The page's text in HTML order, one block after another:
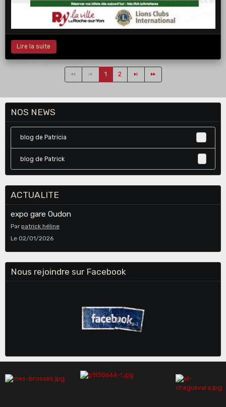
Lire la suite
1 2
NOS NEWS
blog de Patricia
blog de Patrick
ACTUALITE
expo gare Oudon
Parpatrick héline
Le 02/01/2026
Nous rejoindre sur Facebook